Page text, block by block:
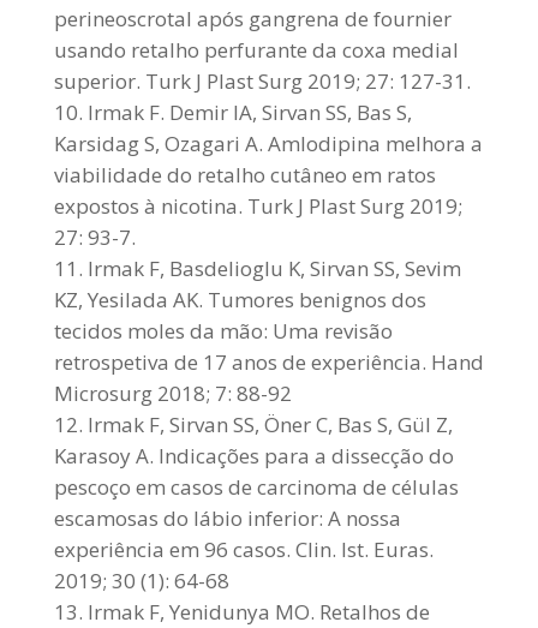
perineoscrotal após gangrena de fournier
usando retalho perfurante da coxa medial
superior. Turk J Plast Surg 2019; 27: 127-31.
Irmak F. Demir IA, Sirvan SS, Bas S,
Karsidag S, Ozagari A. Amlodipina melhora a
viabilidade do retalho cutâneo em ratos
expostos à nicotina. Turk J Plast Surg 2019;
27: 93-7.
Irmak F, Basdelioglu K, Sirvan SS, Sevim
KZ, Yesilada AK. Tumores benignos dos
tecidos moles da mão: Uma revisão
retrospetiva de 17 anos de experiência. Hand
Microsurg 2018; 7: 88-92
Irmak F, Sirvan SS, Öner C, Bas S, Gül Z,
Karasoy A. Indicações para a dissecção do
pescoço em casos de carcinoma de células
escamosas do lábio inferior: A nossa
experiência em 96 casos. Clin. Ist. Euras.
2019; 30 (1): 64-68
Irmak F, Yenidunya MO. Retalhos de